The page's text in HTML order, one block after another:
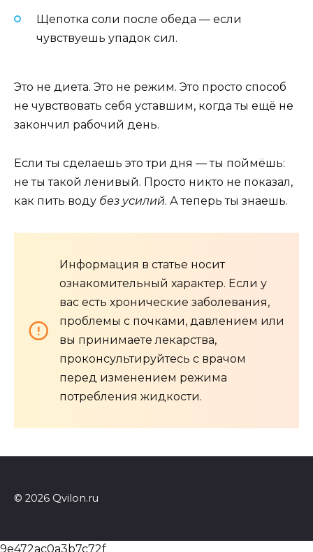
Щепотка соли после обеда — если
чувствуешь упадок сил.
Это не диета. Это не режим. Это просто способ
не чувствовать себя уставшим, когда ты ещё не
закончил рабочий день.
Если ты сделаешь это три дня — ты поймёшь:
не ты такой ленивый. Просто никто не показал,
как пить воду без усилий. А теперь ты знаешь.
Информация в статье носит
ознакомительный характер. Если у
вас есть хронические заболевания,
проблемы с почками, давлением или
вы принимаете лекарства,
проконсультируйтесь с врачом
перед изменением режима
потребления жидкости.
© 2026 Qvilon.ru
9e472ac0a3b7c72f